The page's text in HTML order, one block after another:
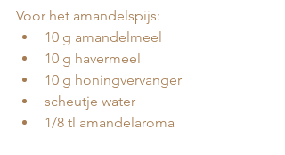
Voor het amandelspijs:
10 g amandelmeel
10 g havermeel
10 g honingvervanger
⁠scheutje water
1/8 tl amandelaroma